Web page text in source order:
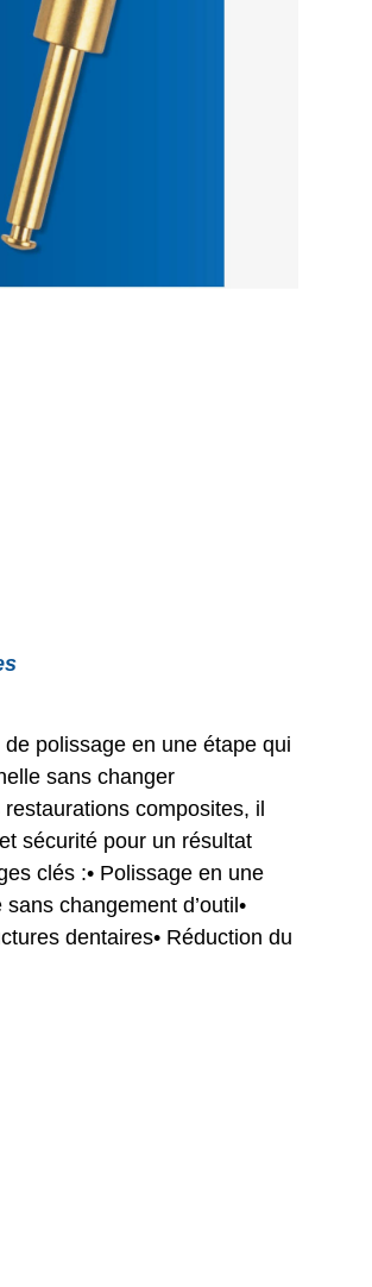
polissage en une étape qui
sans changer
composites, il
sécurité pour un résultat
clés :• Polissage en une
changement d’outil•
dentaires• Réduction du